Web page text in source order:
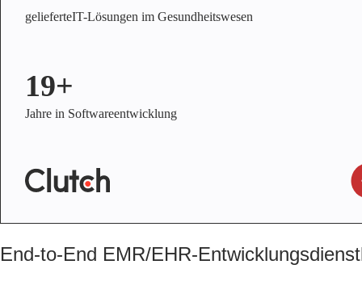
gelieferteIT-Lösungen im Gesundheitswesen
19+
Jahre in Softwareentwicklung
End-to-End EMR/EHR-